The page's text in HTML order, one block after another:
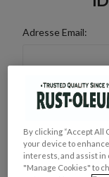
Adresse Email:
Mot de Passe :
By clicking “Accept All
your device to
interests, and assist
"Manage Cookies" to